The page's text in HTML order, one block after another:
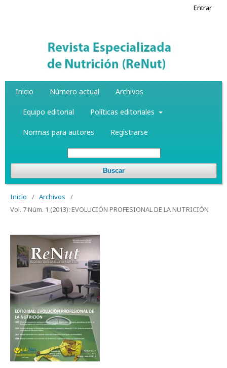
Inicio Número actual Archivos
Equipo editorial Políticas editoriales
Normas para autores Registrarse
Buscar
Entrar
Inicio / Archivos
/
Vol. 7 Núm. 1 (2013): EVOLUCIÓN PROFESIONAL DE LA NUTRICIÓN